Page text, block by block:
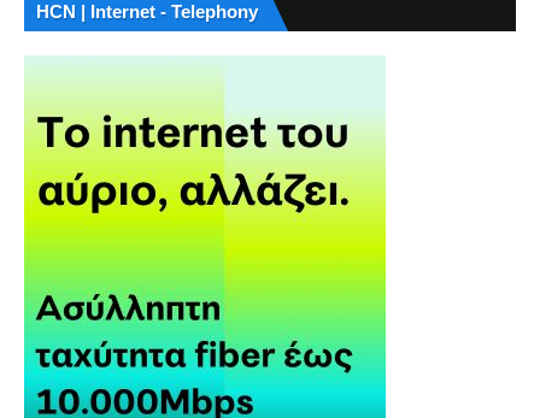
HCN | Internet - Telephony